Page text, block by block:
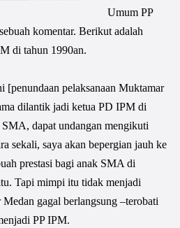
Umum PP
komentar. Berikut adalah
di tahun 1990an.
[penundaan pelaksanaan Muktamar
dilantik jadi ketua PD IPM di
dapat undangan mengikuti
sekali, saya akan bepergian jauh ke
prestasi bagi anak SMA di
Tapi mimpi itu tidak menjadi
gagal berlangsung –terobati
PP IPM.